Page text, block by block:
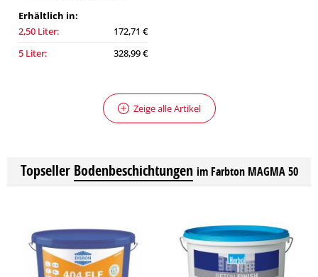
Erhältlich in:
2,50 Liter:
172,71 €
5 Liter:
328,99 €
Zeige alle Artikel
Topseller Bodenbeschichtungen im Farbton MAGMA 50